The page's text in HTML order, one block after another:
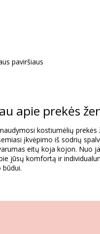
paviršiaus
Informacija apie
XL
apie prekės
kostiumėlių
įkvėpimo iš sodrių
eitų koja kojon. Nuo
jūsų komfortą ir